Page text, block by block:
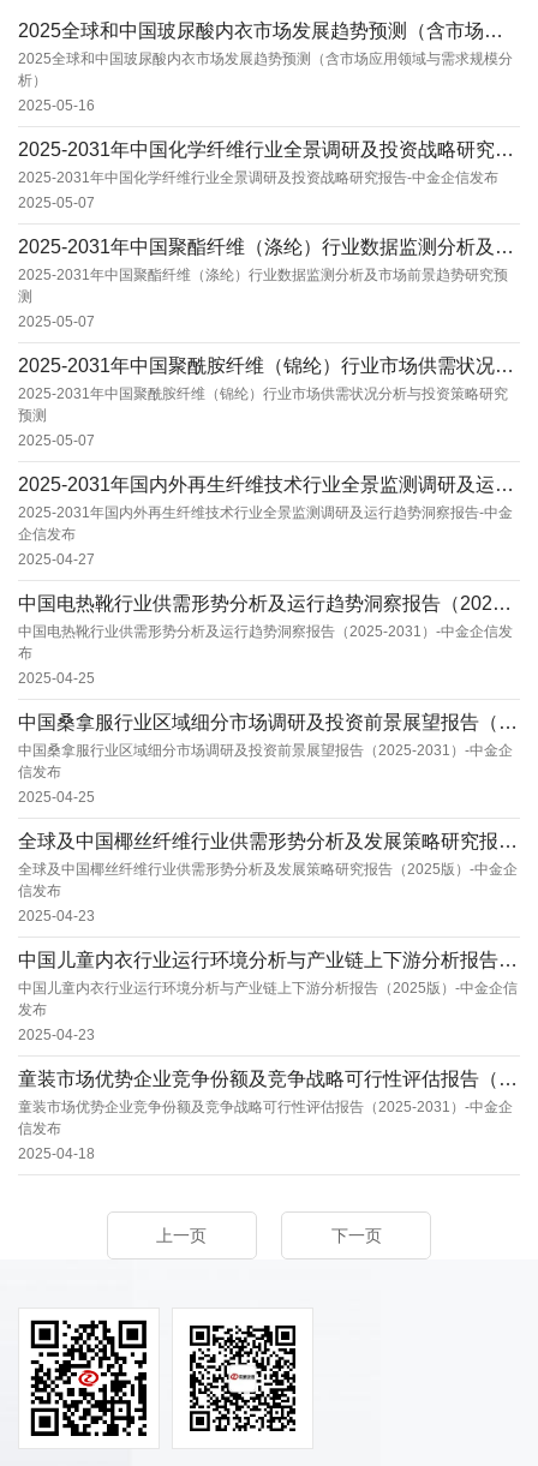
2025全球和中国玻尿酸内衣市场发展趋势预测（含市场应用领域与需求规模分析）
2025全球和中国玻尿酸内衣市场发展趋势预测（含市场应用领域与需求规模分
析）
2025-05-16
2025-2031年中国化学纤维行业全景调研及投资战略研究报告-中金企信发布
2025-2031年中国化学纤维行业全景调研及投资战略研究报告-中金企信发布
2025-05-07
2025-2031年中国聚酯纤维（涤纶）行业数据监测分析及市场前景趋势研究预测
2025-2031年中国聚酯纤维（涤纶）行业数据监测分析及市场前景趋势研究预
测
2025-05-07
2025-2031年中国聚酰胺纤维（锦纶）行业市场供需状况分析与投资策略研究预测
2025-2031年中国聚酰胺纤维（锦纶）行业市场供需状况分析与投资策略研究
预测
2025-05-07
2025-2031年国内外再生纤维技术行业全景监测调研及运行趋势洞察报告-中金企信发布
2025-2031年国内外再生纤维技术行业全景监测调研及运行趋势洞察报告-中金
企信发布
2025-04-27
中国电热靴行业供需形势分析及运行趋势洞察报告（2025-2031）-中金企信发布
中国电热靴行业供需形势分析及运行趋势洞察报告（2025-2031）-中金企信发
布
2025-04-25
中国桑拿服行业区域细分市场调研及投资前景展望报告（2025-2031）-中金企信发布
中国桑拿服行业区域细分市场调研及投资前景展望报告（2025-2031）-中金企
信发布
2025-04-25
全球及中国椰丝纤维行业供需形势分析及发展策略研究报告（2025版）-中金企信发布
全球及中国椰丝纤维行业供需形势分析及发展策略研究报告（2025版）-中金企
信发布
2025-04-23
中国儿童内衣行业运行环境分析与产业链上下游分析报告（2025版）-中金企信发布
中国儿童内衣行业运行环境分析与产业链上下游分析报告（2025版）-中金企信
发布
2025-04-23
童装市场优势企业竞争份额及竞争战略可行性评估报告（2025-2031）-中金企信发布
童装市场优势企业竞争份额及竞争战略可行性评估报告（2025-2031）-中金企
信发布
2025-04-18
上一页 下一页